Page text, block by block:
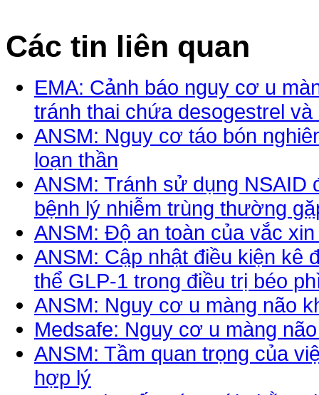
Các tin liên quan
EMA: Cảnh báo nguy cơ u
tránh thai chứa desogestrel và
ANSM: Nguy cơ táo bón
loạn thần
ANSM: Tránh sử dụng NSAID
bệnh lý nhiễm trùng thường
ANSM: Độ an toàn của vắc
ANSM: Cập nhật điều kiện kê
thể GLP-1 trong điều trị béo
ANSM: Nguy cơ u màng não
Medsafe: Nguy cơ u màng
ANSM: Tầm quan trọng của
hợp lý